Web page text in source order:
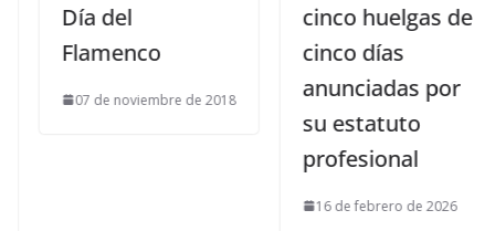
Día del
Flamenco
07 de noviembre de 2018
cinco huelgas de
cinco días
anunciadas por
su estatuto
profesional
16 de febrero de 2026